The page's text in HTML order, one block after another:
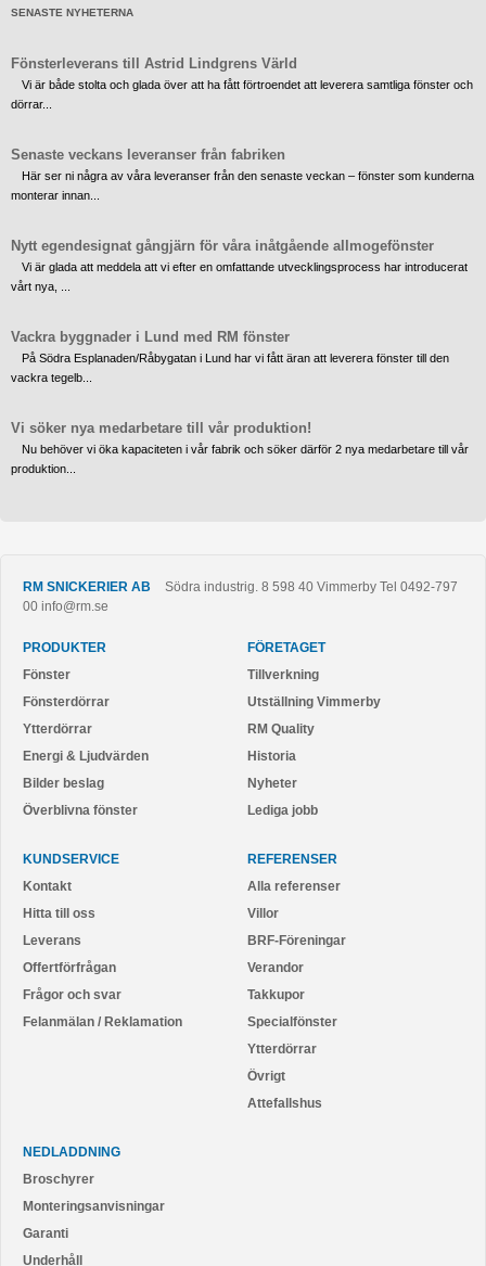
SENASTE NYHETERNA
Fönsterleverans till Astrid Lindgrens Värld
Vi är både stolta och glada över att ha fått förtroendet att leverera samtliga fönster och
dörrar...
Senaste veckans leveranser från fabriken
Här ser ni några av våra leveranser från den senaste veckan – fönster som kunderna
monterar innan...
Nytt egendesignat gångjärn för våra inåtgående allmogefönster
Vi är glada att meddela att vi efter en omfattande utvecklingsprocess har introducerat
vårt nya, ...
Vackra byggnader i Lund med RM fönster
På Södra Esplanaden/Råbygatan i Lund har vi fått äran att leverera fönster till den
vackra tegelb...
Vi söker nya medarbetare till vår produktion!
Nu behöver vi öka kapaciteten i vår fabrik och söker därför 2 nya medarbetare till vår
produktion...
RM SNICKERIER AB Södra industrig. 8 598 40 Vimmerby Tel 0492-797
00 info@rm.se
PRODUKTER
Fönster
Fönsterdörrar
Ytterdörrar
Energi & Ljudvärden
Bilder beslag
Överblivna fönster
FÖRETAGET
Tillverkning
Utställning Vimmerby
RM Quality
Historia
Nyheter
Lediga jobb
KUNDSERVICE
Kontakt
Hitta till oss
Leverans
Offertförfrågan
Frågor och svar
Felanmälan / Reklamation
REFERENSER
Alla referenser
Villor
BRF-Föreningar
Verandor
Takkupor
Specialfönster
Ytterdörrar
Övrigt
Attefallshus
NEDLADDNING
Broschyrer
Monteringsanvisningar
Garanti
Underhåll